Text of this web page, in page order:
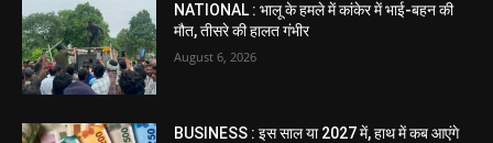
NATIONAL : भालू के हमले में कांकेर में भाई-बहन की
मौत, तीसरे की हालत गंभीर
August 6, 2026
BUSINESS : इस साल या 2027 में, हाथ में कब आएंगे